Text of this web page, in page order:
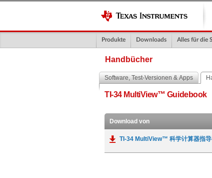
Produkte Downloads Alles für die
Handbücher
Software, Test-Versionen & Apps
TI-34 MultiView™ Guidebook
Download von
TI-34 MultiView™ 科学计算器指